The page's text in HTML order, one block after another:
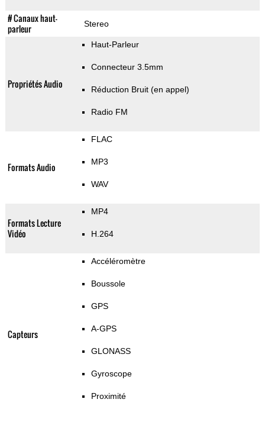
# Canaux haut-
parleur
Stereo
Propriétés Audio
Haut-Parleur
Connecteur 3.5mm
Réduction Bruit (en appel)
Radio FM
Formats Audio
FLAC
MP3
WAV
Formats Lecture
Vidéo
MP4
H.264
Capteurs
Accéléromètre
Boussole
GPS
A-GPS
GLONASS
Gyroscope
Proximité